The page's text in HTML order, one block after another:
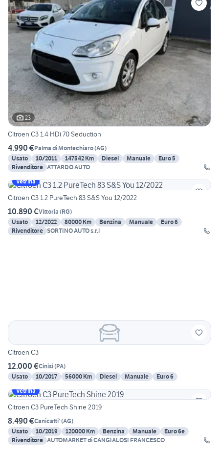
23
Citroen C3 1.4 HDi 70 Seduction
4.990 €Palma di Montechiaro(AG)
Usato
10/2011 147542 Km Diesel Manuale
Euro 5
Rivenditore ATTARDO AUTO
Vetrina
Citroen C3 1.2 PureTech 83 S&S You 12/2022
10.890 €Vittoria (RG)
Usato
12/2022 80000 Km Benzina Manuale
Euro 6
Rivenditore SORTINO AUTO s.r.l
Citroen C3
12.000 €Cinisi(PA)
Usato
10/2017 56000 Km Diesel Manuale
Euro 6
Vetrina
Citroen C3 PureTech Shine 2019
8.490 €Canicatti' (AG)
Usato
10/2019 120000 Km Benzina Manuale
Euro 6e
Rivenditore AUTOMARKET di CANGIALOSI FRANCESCO